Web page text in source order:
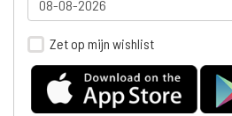
Zet op mijn wishlist